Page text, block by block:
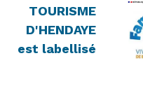
TOURISME
D'HENDAYE
est labellisé